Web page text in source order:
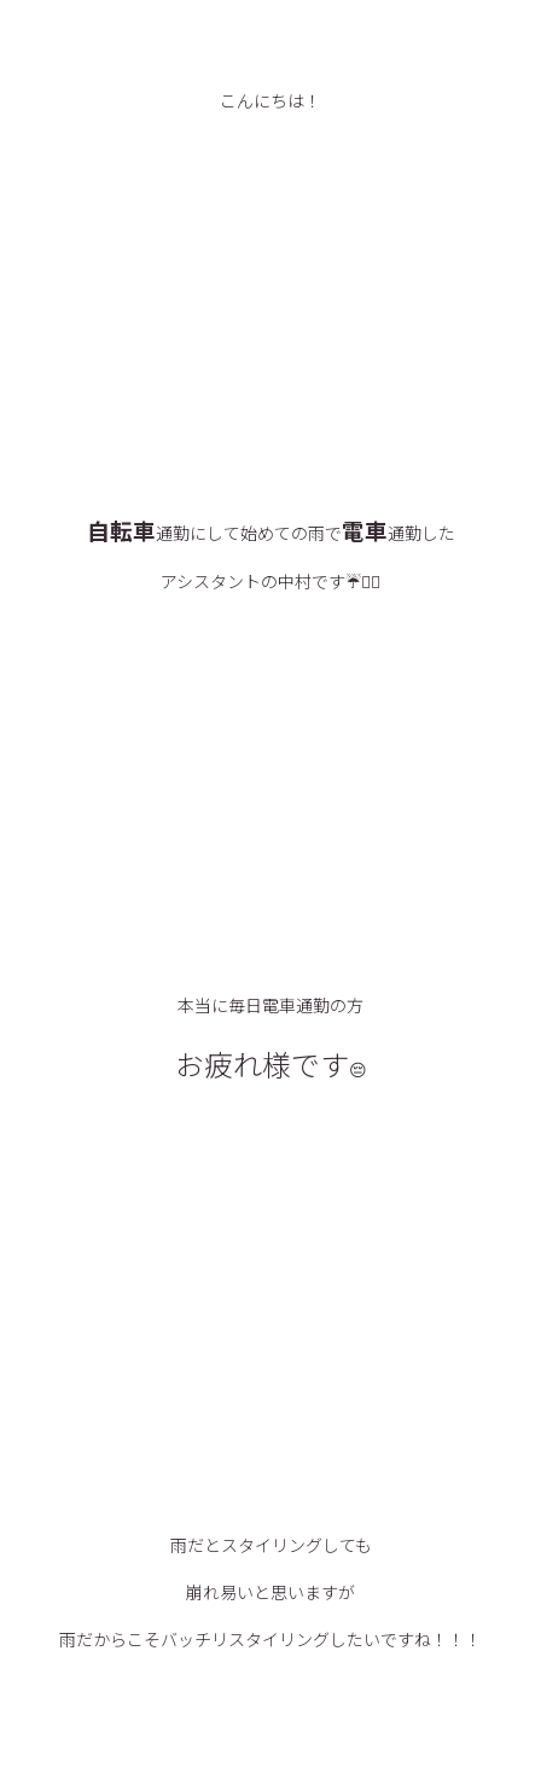
こんにちは！
自転車通勤にして始めての雨で電車通勤した
アシスタントの中村です☔️🤷‍♀️
本当に毎日電車通勤の方
お疲れ様です😔
雨だとスタイリングしても
崩れ易いと思いますが
雨だからこそバッチリスタイリングしたいですね！！！